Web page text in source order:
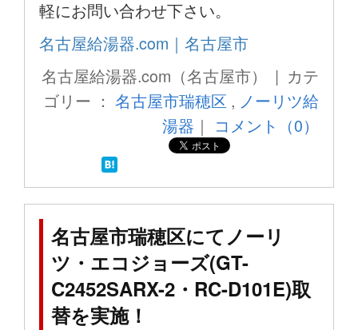
軽にお問い合わせ下さい。
名古屋給湯器.com｜名古屋市
名古屋給湯器.com（名古屋市） | カテ
ゴリー ： 名古屋市瑞穂区 , ノーリツ給
湯器 ｜ コメント（0）
名古屋市瑞穂区にてノーリ
ツ・エコジョーズ(GT-
C2452SARX-2・RC-D101E)取
替を実施！